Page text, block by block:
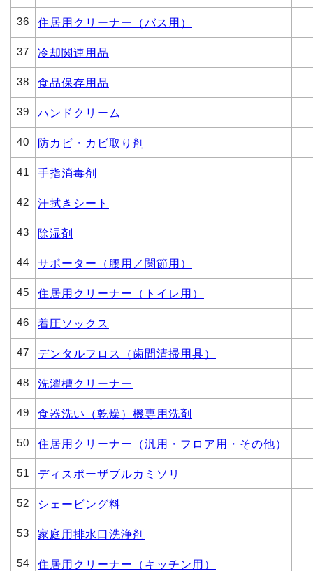
36 住居用クリーナー（バス用）
37 冷却関連用品
38 食品保存用品
39 ハンドクリーム
40 防カビ・カビ取り剤
41 手指消毒剤
42 汗拭きシート
43 除湿剤
44 サポーター（腰用／関節用）
45 住居用クリーナー（トイレ用）
46 着圧ソックス
47 デンタルフロス（歯間清掃用具）
48 洗濯槽クリーナー
49 食器洗い（乾燥）機専用洗剤
50 住居用クリーナー（汎用・フロア用・その他）
51 ディスポーザブルカミソリ
52 シェービング料
53 家庭用排水口洗浄剤
54 住居用クリーナー（キッチン用）